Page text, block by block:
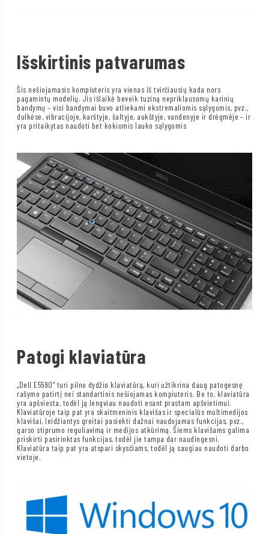
Išskirtinis patvarumas
Šis nešiojamasis kompiuteris yra vienas iš tvirčiausių kada nors
pagamintų modelių. Jis išlaikė beveik tuziną nepriklausomų karinių
bandymų – visi bandymai buvo atliekami ekstremaliomis sąlygomis, pvz.,
dulkėse, vibracijoje, karštyje, šaltyje, aukštyje, vandenyje ir drėgmėje – ir
yra pritaikytas naudoti bet kokiomis lauko sąlygomis
Patogi klaviatūra
„Dell E5590“ turi pilno dydžio klaviatūrą, kuri užtikrina daug patogesnę
rašymo patirtį nei standartinis nešiojamas kompiuteris. Be to, klaviatūra
yra apšviesta, todėl ją lengviau naudoti esant prastam apšvietimui.
Klaviatūroje taip pat yra skaitmeninis klavišas ir specialūs multimedijos
klavišai, leidžiantys greitai pasiekti dažnai naudojamas funkcijas, pvz.,
garso stiprumo reguliavimą ir medijos atkūrimą. Šiems klavišams galima
priskirti pasirinktas funkcijas, todėl jie tampa dar naudingesni.
Klaviatūra taip pat yra atspari skysčiams, todėl ją saugiau naudoti darbo
vietoje.